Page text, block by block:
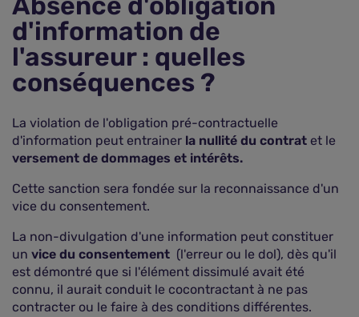
d'information de
l'assureur : quelles
conséquences ?
La violation de l'obligation pré-contractuelle
d'information peut entrainer la nullité du contrat et le
versement de dommages et intérêts.
Cette sanction sera fondée sur la reconnaissance d'un
vice du consentement.
La non-divulgation d'une information peut constituer
un vice du consentement (l'erreur ou le dol), dès qu'il
est démontré que si l'élément dissimulé avait été
connu, il aurait conduit le cocontractant à ne pas
contracter ou le faire à des conditions différentes.